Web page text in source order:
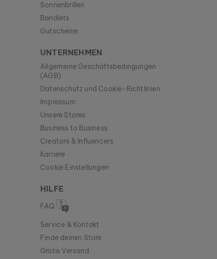
Sonnenbrillen
Bandlets
Gutscheine
UNTERNEHMEN
Allgemeine Geschäftsbedingungen
(AGB)
Datenschutz und Cookie-Richtlinien
Impressum
Unsere Stores
Business to Business
Creators & Influencers
Karriere
Cookie Einstellungen
HILFE
FAQ
Service & Kontakt
Finde deinen Store
Gratis Versand